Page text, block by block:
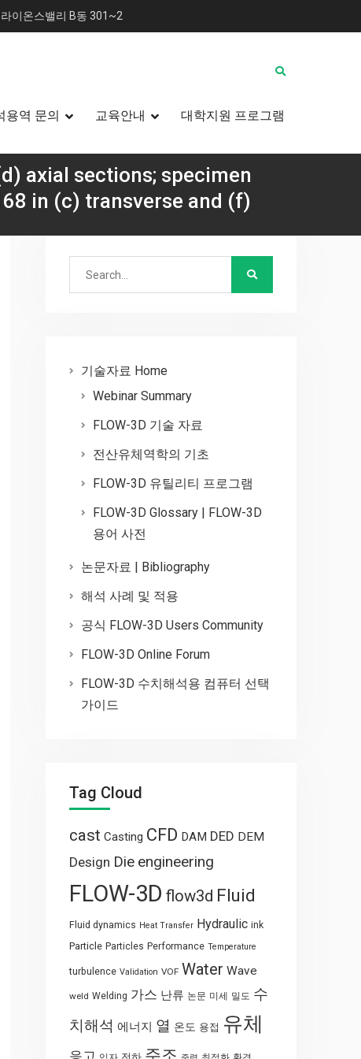
이온스밸리 B동 301~2
용역 문의 교육안내 대학지원 프로그램
axial sections; specimen
in (c) transverse and (f)
파괴 메커니즘 규명
and (e) axial sections; and specimen FRH-168
기술자료 Home
Webinar Summary
FLOW-3D 기술 자료
전산유체역학의 기초
FLOW-3D 유틸리티 프로그램
FLOW-3D Glossary | FLOW-3D
용어 사전
논문자료 | Bibliography
해석 사례 및 적용
공식 FLOW-3D Users Community
FLOW-3D Online Forum
FLOW-3D 수치해석용 컴퓨터 선택
가이드
Tag Cloud
cast Casting CFD DAM DED DEM
Design Die engineering
FLOW-3D flow3d Fluid
Fluid dynamics Heat Transfer Hydraulic ink
Particle Particles Performance Temperature
turbulence Validation VOF Water Wave
weld Welding 가스 난류 논문 미세 밀도 수
치해석 에너지 열 온도 용접 유체
응고 주조